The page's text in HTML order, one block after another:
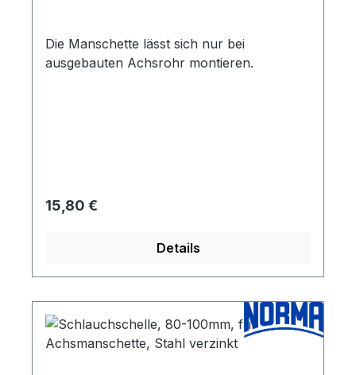
Die Manschette lässt sich nur bei
ausgebauten Achsrohr montieren.
Regulärer Preis:
15,80 €
Details